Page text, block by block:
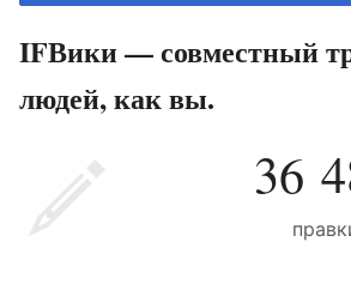
IFВики — совместный
людей, как вы.
36